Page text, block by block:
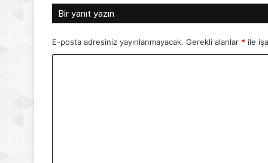
Bir yanıt yazın
E-posta adresiniz yayınlanmayacak. Gerekli alanlar * ile